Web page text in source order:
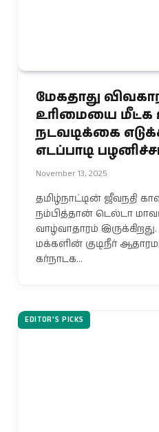
மேகதாது
உரிமையை மீட்க
நடவடிக்கை
எடப்பாடி
November 13, 2025
தமிழ்நாட்டின் ஜீவநதி
நம்பித்தான் டெல்டா
வாழ்வாதாரம்
மக்களின் குடிநீர்
கர்நாடக…
EDITOR'S PICKS